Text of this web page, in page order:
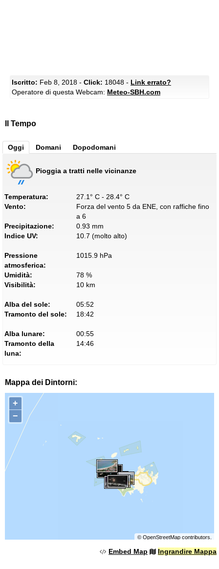
Iscritto: Feb 8, 2018 - Click: 18048 - Link errato?
Operatore di questa Webcam: Meteo-SBH.com
Il Tempo
Oggi Domani Dopodomani
Pioggia a tratti nelle vicinanze
Temperatura:
27.1° C - 28.4° C
Vento:
Forza del vento 5 da ENE, con raffiche fino
a 6
Precipitazione:
0.93 mm
Indice UV:
10.7 (molto alto)
Pressione
atmosferica:
1015.9 hPa
Umidità:
78 %
Visibilità:
10 km
Alba del sole:
05:52
Tramonto del sole:
18:42
Alba lunare:
00:55
Tramonto della
luna:
14:46
Mappa dei Dintorni:
+
−
© OpenStreetMapcontributors.
Embed Map Ingrandire Mappa